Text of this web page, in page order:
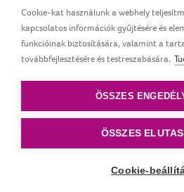
Az itatópohár innovatív
lehetővé teszi az ivást
kiömlene, ugyanakkor nem
cseppmentes, mivel az erős
pár csepp folyadék kifolyik a
Lefelé
Cookie-kat használunk a webhely
kapcsolatos információk gyűjtésére és
funkcióinak biztosítására, valamint a
továbbfejlesztésére és testreszabására.
ÖSSZES
ÖSSZES
Cookie-